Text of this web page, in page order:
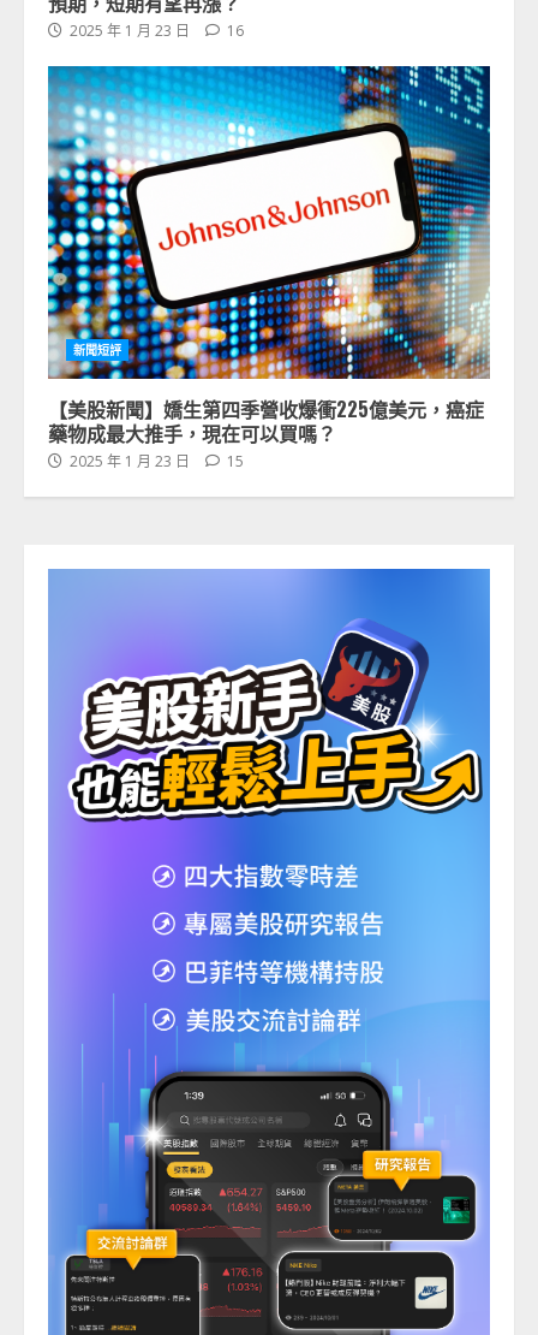
2025 年 1 月 23 日 16
新聞短評
【美股新聞】嬌生第四季營收爆衝225億美元，癌症
藥物成最大推手，現在可以買嗎？
2025 年 1 月 23 日 15